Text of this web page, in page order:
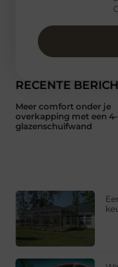
RECENTE
Meer comfort onder je
overkapping met een
glazenschuifwand